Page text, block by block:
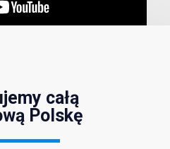
całą
Polskę